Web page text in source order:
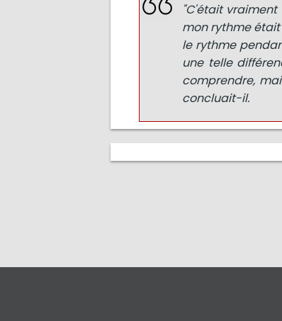
"C'était
mon rythme
le rythme
une telle
comprendre,
concluait-il.